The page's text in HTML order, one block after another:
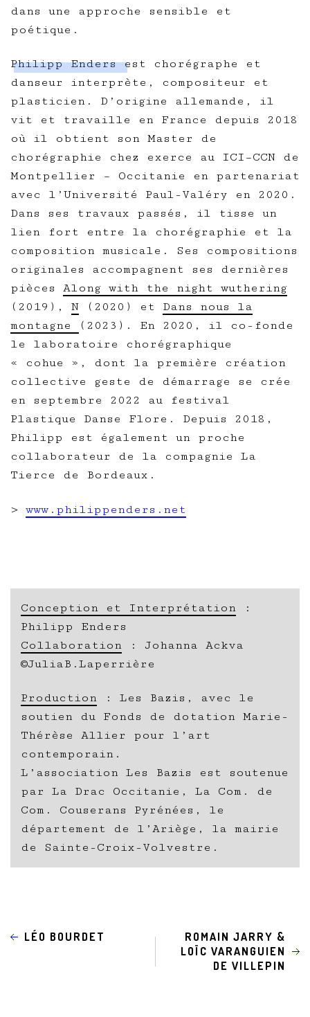
dans une approche sensible et
poétique.
Philipp Endersest chorégraphe et
danseur interprète, compositeur et
plasticien. D’origine allemande, il
vit et travaille en France depuis 2018
où il obtient son Master de
chorégraphie chez exerce au ICI–CCN de
Montpellier – Occitanie en partenariat
avec l’Université Paul-Valéry en 2020.
Dans ses travaux passés, il tisse un
lien fort entre la chorégraphie et la
composition musicale. Ses compositions
originales accompagnent ses dernières
pièces Along with the night wuthering
(2019), N (2020) et Dans nous la
montagne
(2023). En 2020, il co-fonde
le laboratoire chorégraphique
« cohue », dont la première création
collective geste de démarrage se crée
en septembre 2022 au festival
Plastique Danse Flore. Depuis 2018,
Philipp est également un proche
collaborateur de la compagnie La
Tierce de Bordeaux.
> www.philippenders.net
Conception et Interprétation :
Philipp Enders
Collaboration : Johanna Ackva
©JuliaB.Laperrière
Production : Les Bazis, avec le
soutien du Fonds de dotation Marie-
Thérèse Allier pour l’art
contemporain.
L’association Les Bazis est soutenue
par La Drac Occitanie, La Com. de
Com. Couserans Pyrénées, le
département de l’Ariège, la mairie
de Sainte-Croix-Volvestre.
LÉO BOURDET
ROMAIN JARRY &
LOÏC VARANGUIEN
DE VILLEPIN